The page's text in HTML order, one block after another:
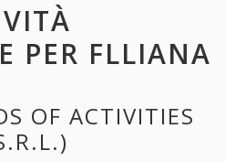
PER FLLIANA
OF ACTIVITIES